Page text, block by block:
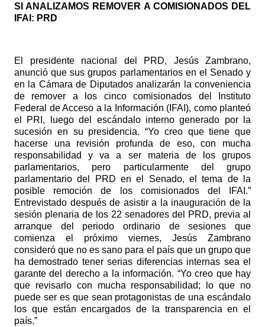
SI ANALIZAMOS REMOVER A COMISIONADOS DEL
IFAI: PRD
El presidente nacional del PRD, Jesús Zambrano,
anunció que sus grupos parlamentarios en el Senado y
en la Cámara de Diputados analizarán la conveniencia
de remover a los cinco comisionados del Instituto
Federal de Acceso a la Información (IFAI), como planteó
el PRI, luego del escándalo interno generado por la
sucesión en su presidencia. “Yo creo que tiene que
hacerse una revisión profunda de eso, con mucha
responsabilidad y va a ser materia de los grupos
parlamentarios, pero particularmente del grupo
parlamentario del PRD en el Senado, el tema de la
posible remoción de los comisionados del IFAI.”
Entrevistado después de asistir a la inauguración de la
sesión plenaria de los 22 senadores del PRD, previa al
arranque del periodo ordinario de sesiones que
comienza el próximo viernes, Jesús Zambrano
consideró que no es sano para el país que un grupo que
ha demostrado tener serias diferencias internas sea el
garante del derecho a la información. “Yo creo que hay
que revisarlo con mucha responsabilidad; lo que no
puede ser es que sean protagonistas de una escándalo
los que están encargados de la transparencia en el
país.”